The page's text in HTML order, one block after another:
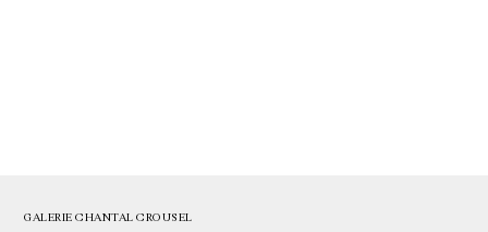
GALERIE CHANTAL CROUSEL